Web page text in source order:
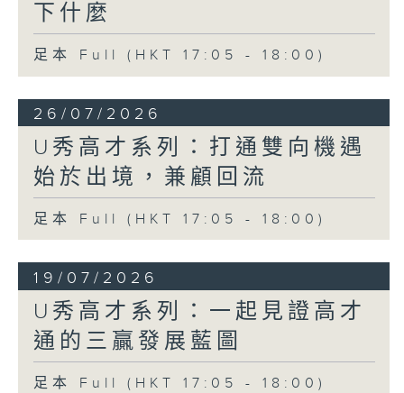
下什麼
足本 Full (HKT 17:05 - 18:00)
26/07/2026
U秀高才系列：打通雙向機遇
始於出境，兼顧回流
足本 Full (HKT 17:05 - 18:00)
19/07/2026
U秀高才系列：一起見證高才
通的三贏發展藍圖
足本 Full (HKT 17:05 - 18:00)